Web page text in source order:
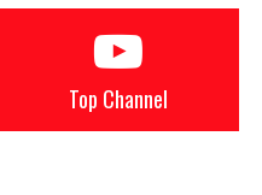
Top Channel